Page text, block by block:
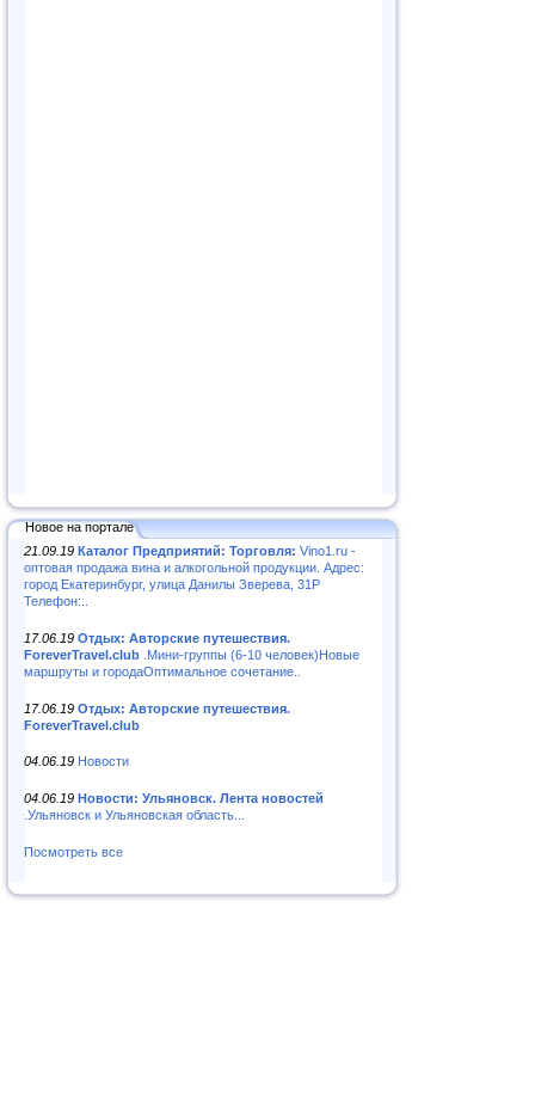
Новое на портале
21.09.19 Каталог Предприятий: Торговля: Vino1.ru -
оптовая продажа вина и алкогольной продукции. Адрес:
город Екатеринбург, улица Данилы Зверева, 31Р
Телефон:..
17.06.19 Отдых: Авторские путешествия.
ForeverTravel.club .Мини-группы (6-10 человек)Новые
маршруты и городаОптимальное сочетание..
17.06.19 Отдых: Авторские путешествия.
ForeverTravel.club
04.06.19 Новости
04.06.19 Новости: Ульяновск. Лента новостей
.Ульяновск и Ульяновская область...
Посмотреть все